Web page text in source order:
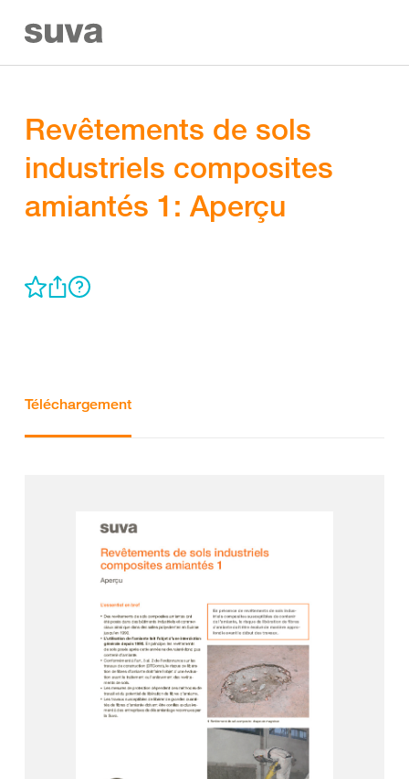
Revêtements de sols
industriels composites
amiantés 1: Aperçu
Téléchargement